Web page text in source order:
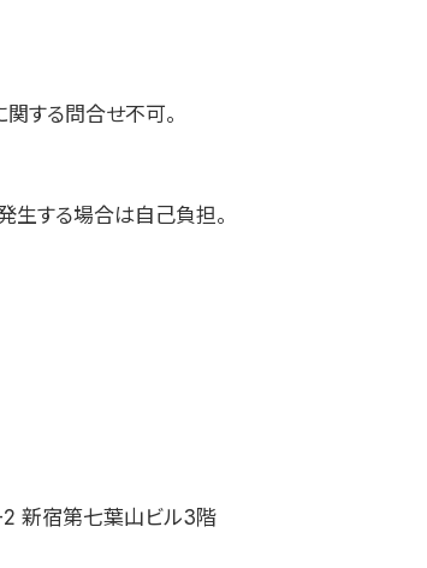
する問合せ不可。
生する場合は自己負担。
新宿第七葉山ビル3階